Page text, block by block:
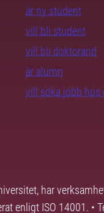
är ny student
vill bli student
vill bli doktorand
är alumn
vill söka jobb hos
har
enligt ISO 14001. •